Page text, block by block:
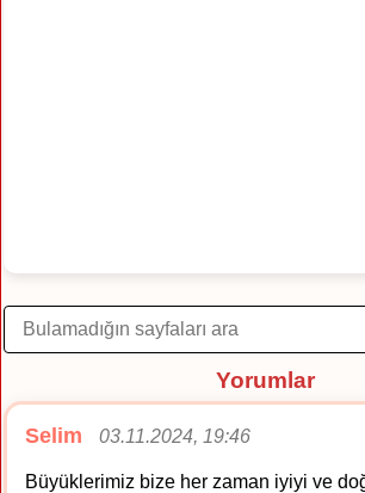
Yorumlar
Selim 03.11.2024, 19:46
Büyüklerimiz bize her zaman iyiyi ve